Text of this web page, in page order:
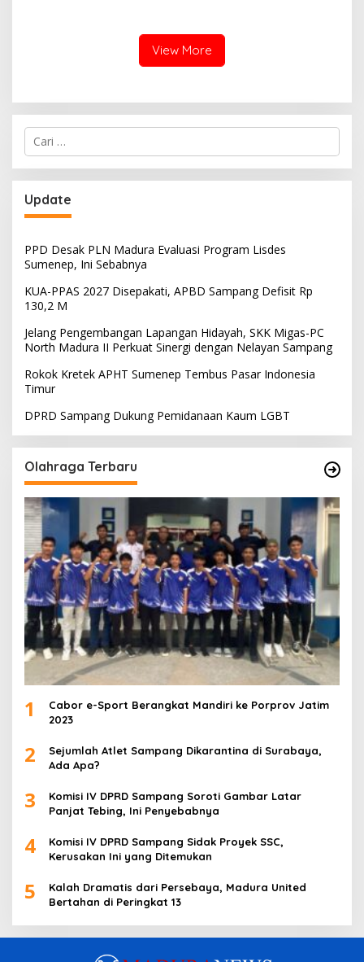
View More
Cari
untuk:
Update
PPD Desak PLN Madura Evaluasi Program Lisdes
Sumenep, Ini Sebabnya
KUA-PPAS 2027 Disepakati, APBD Sampang Defisit Rp
130,2 M
Jelang Pengembangan Lapangan Hidayah, SKK Migas-PC
North Madura II Perkuat Sinergi dengan Nelayan Sampang
Rokok Kretek APHT Sumenep Tembus Pasar Indonesia
Timur
DPRD Sampang Dukung Pemidanaan Kaum LGBT
Olahraga Terbaru
1
Cabor e-Sport Berangkat Mandiri ke Porprov Jatim
2023
2
Sejumlah Atlet Sampang Dikarantina di Surabaya,
Ada Apa?
3
Komisi IV DPRD Sampang Soroti Gambar Latar
Panjat Tebing, Ini Penyebabnya
4
Komisi IV DPRD Sampang Sidak Proyek SSC,
Kerusakan Ini yang Ditemukan
5
Kalah Dramatis dari Persebaya, Madura United
Bertahan di Peringkat 13